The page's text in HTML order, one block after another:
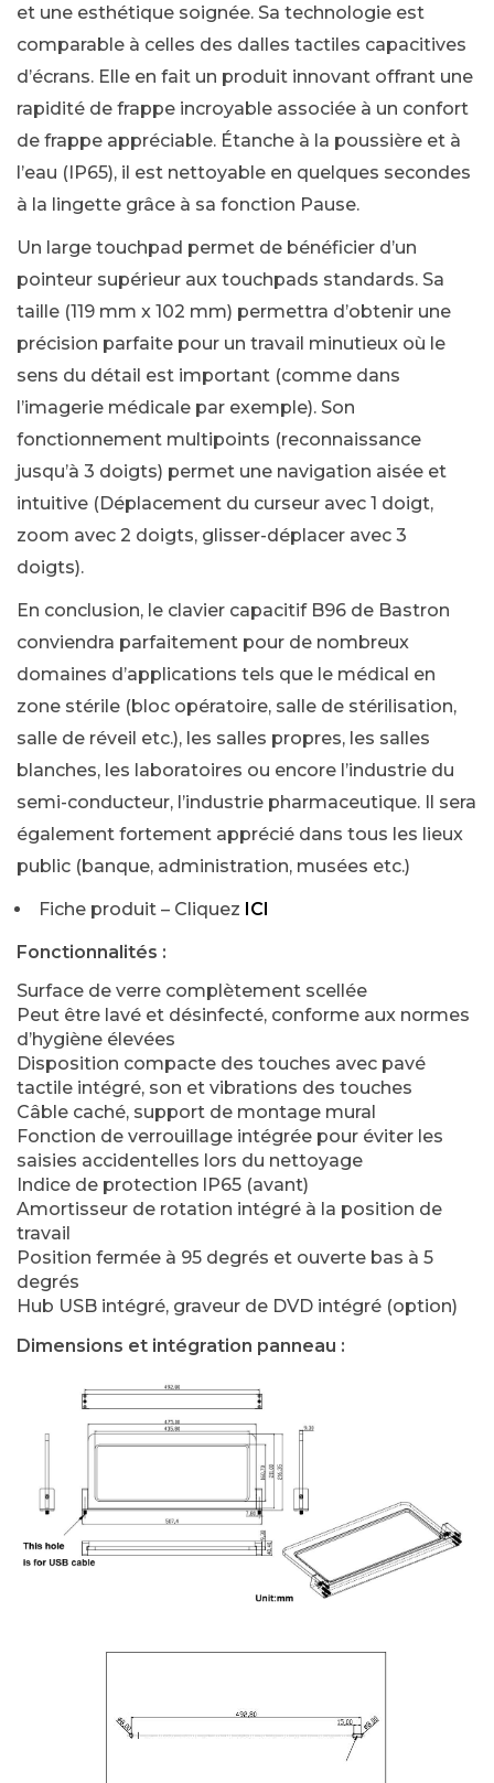
et une esthétique soignée. Sa technologie est
comparable à celles des dalles tactiles capacitives
d’écrans. Elle en fait un produit innovant offrant une
rapidité de frappe incroyable associée à un confort
de frappe appréciable. Étanche à la poussière et à
l’eau (IP65), il est nettoyable en quelques secondes
à la lingette grâce à sa fonction Pause.
Un large touchpad permet de bénéficier d’un
pointeur supérieur aux touchpads standards. Sa
taille (119 mm x 102 mm) permettra d’obtenir une
précision parfaite pour un travail minutieux où le
sens du détail est important (comme dans
l’imagerie médicale par exemple). Son
fonctionnement multipoints (reconnaissance
jusqu’à 3 doigts) permet une navigation aisée et
intuitive (Déplacement du curseur avec 1 doigt,
zoom avec 2 doigts, glisser-déplacer avec 3
doigts).
En conclusion, le clavier capacitif B96 de Bastron
conviendra parfaitement pour de nombreux
domaines d’applications tels que le médical en
zone stérile (bloc opératoire, salle de stérilisation,
salle de réveil etc.), les salles propres, les salles
blanches, les laboratoires ou encore l’industrie du
semi-conducteur, l’industrie pharmaceutique. Il sera
également fortement apprécié dans tous les lieux
public (banque, administration, musées etc.)
Fiche produit – Cliquez ICI
Fonctionnalités :
Surface de verre complètement scellée
Peut être lavé et désinfecté, conforme aux normes
d’hygiène élevées
Disposition compacte des touches avec pavé
tactile intégré, son et vibrations des touches
Câble caché, support de montage mural
Fonction de verrouillage intégrée pour éviter les
saisies accidentelles lors du nettoyage
Indice de protection IP65 (avant)
Amortisseur de rotation intégré à la position de
travail
Position fermée à 95 degrés et ouverte bas à 5
degrés
Hub USB intégré, graveur de DVD intégré (option)
Dimensions et intégration panneau :